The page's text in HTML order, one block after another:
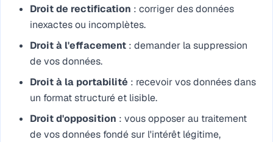
Droit de rectification : corriger des données
inexactes ou incomplètes.
Droit à l'effacement : demander la suppression
de vos données.
Droit à la portabilité : recevoir vos données dans
un format structuré et lisible.
Droit d'opposition : vous opposer au traitement
de vos données fondé sur l'intérêt légitime,